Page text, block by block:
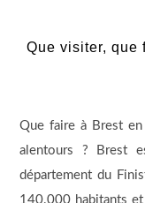
Que visiter, que
Que faire à Brest
alentours ? Brest
département du
140.000 habitants